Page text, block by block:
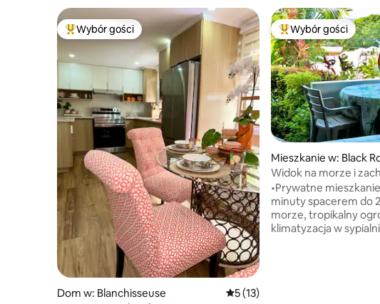
Najpopularniejsze z kategorii Wybór gości
Wybór gości
Dom w: Blanchisseuse Średnia ocena: 5 na 5, liczba
5 (13)
Najpopularniejsze z
Wybór gości
Mieszkanie w: Black
Widok na morze i
kilka kroków dalej
•Prywatne
minuty spacerem do
morze, tropikalny
klimatyzacja w